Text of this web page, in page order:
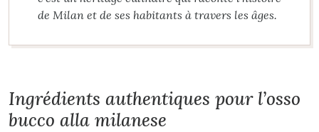
de Milan et de ses habitants à travers les âges.
Ingrédients authentiques pour l’osso
bucco alla milanese